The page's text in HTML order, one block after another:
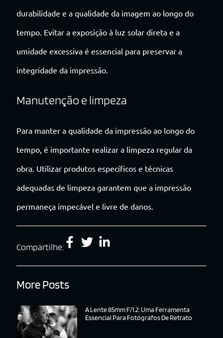
durabilidade e a qualidade da imagem ao longo do
tempo. Evitar a exposição à luz solar direta e a
umidade excessiva é essencial para preservar a
integridade da impressão.
Manutenção e limpeza
Para manter a qualidade da impressão ao longo do
tempo, é importante realizar a limpeza regular da
obra. Utilizar produtos específicos e técnicas
adequadas de limpeza garantem que a impressão
permaneça impecável e livre de danos.
Compartilhe:
More Posts
A Lente 85mm F/1.2: Uma Ferramenta
Essencial Para Fotógrafos De Retrato